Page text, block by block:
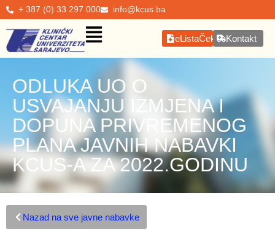
+ 387 (0) 33 297 000 info@kcus.ba
eListaČekanjaKontakt
ODLUKA UO O
USVAJANJU IZMJENA I
DOPUNA PRIVREMENOG
PLANA JAVNIH NABAVKI
KCUS-A ZA 2022.GODINU
Nazad na sve javne nabavke